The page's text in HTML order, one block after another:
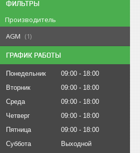
ФИЛЬТРЫ
Производитель
AGM
1
ГРАФИК РАБОТЫ
Понедельник 09:00
18:00
Вторник
09:00
18:00
Среда
09:00
18:00
Четверг
09:00
18:00
Пятница
09:00
18:00
Суббота
Выходной